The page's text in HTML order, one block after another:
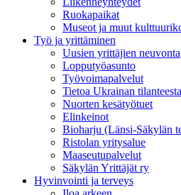
Ruokapaikat
Museot ja muut
Työ ja yrittä­minen
Uusien yrittäjien neuvonta
Lopputyöasunto
Työvoimapalvelut
Tietoa Ukrainan
Nuorten kesätyötuet
Elinkeinot
Bioharju (Länsi-Säkylän
Ristolan yritysalue
Maaseutupalvelut
Säkylän Yrittäjät ry
Hyvinvointi ja terveys